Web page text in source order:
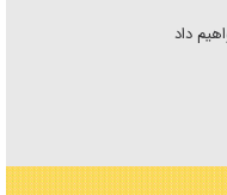
داد